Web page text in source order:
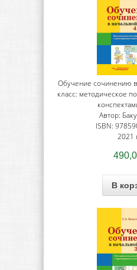
Обучение сочинению
класс: методическое
Автор:
ISBN:
2021
В